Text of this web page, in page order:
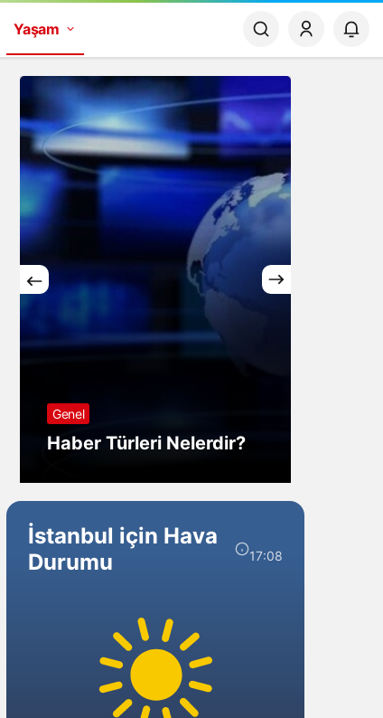
Yaşam
Genel
Haber Türleri Nelerdir?
İstanbul için Hava
Durumu
17:08